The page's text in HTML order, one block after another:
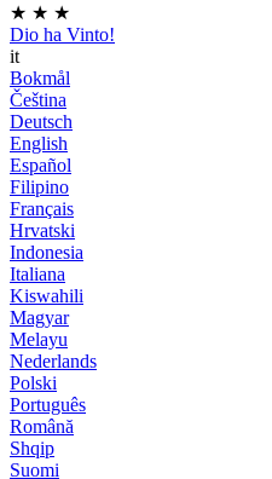
★ ★ ★
Dio ha Vinto!
it
Bokmål
Čeština
Deutsch
English
Español
Filipino
Français
Hrvatski
Indonesia
Italiana
Kiswahili
Magyar
Melayu
Nederlands
Polski
Português
Română
Shqip
Suomi